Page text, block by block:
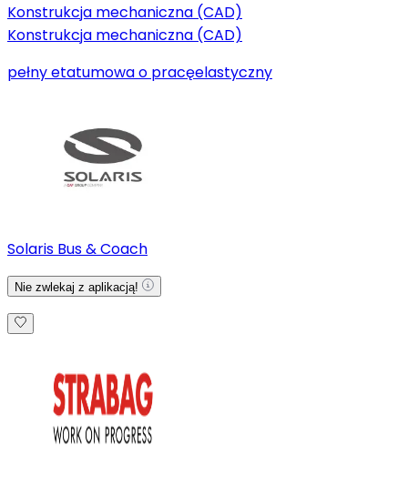
Konstrukcja mechaniczna (CAD)
Konstrukcja mechaniczna (CAD)
pełny etatumowa o pracęelastyczny
Solaris Bus & Coach
Nie zwlekaj z aplikacją!